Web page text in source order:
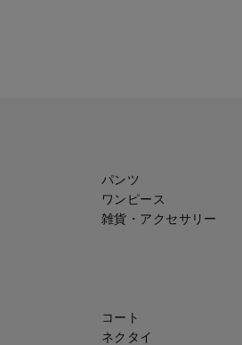
パンツ
ワンピース
雑貨・アクセサリー
コート
ネクタイ